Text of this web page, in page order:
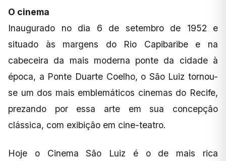
O cinema
Inaugurado no dia 6 de setembro de 1952 e
situado às margens do Rio Capibaribe e na
cabeceira da mais moderna ponte da cidade à
época, a Ponte Duarte Coelho, o São Luiz tornou-
se um dos mais emblemáticos cinemas do Recife,
prezando por essa arte em sua concepção
clássica, com exibição em cine-teatro.
Hoje o Cinema São Luiz é o de mais rica